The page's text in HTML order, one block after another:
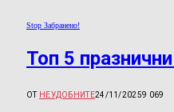
Stop Забранено!
Топ 5
ОТ НЕУДОБНИТЕ24/11/20259 069